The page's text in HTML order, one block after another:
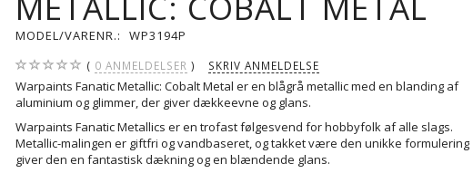
MODEL/VARENR.: WP3194P
0 ANMELDELSER SKRIV ANMELDELSE
Warpaints Fanatic Metallic: Cobalt Metal er en blågrå metallic med en blanding af
aluminium og glimmer, der giver dækkeevne og glans.
Warpaints Fanatic Metallics er en trofast følgesvend for hobbyfolk af alle slags.
Metallic-malingen er giftfri og vandbaseret, og takket være den unikke formulering
giver den en fantastisk dækning og en blændende glans.